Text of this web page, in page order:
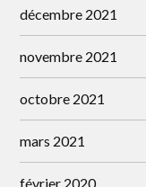
décembre 2021
novembre 2021
octobre 2021
mars 2021
février 2020